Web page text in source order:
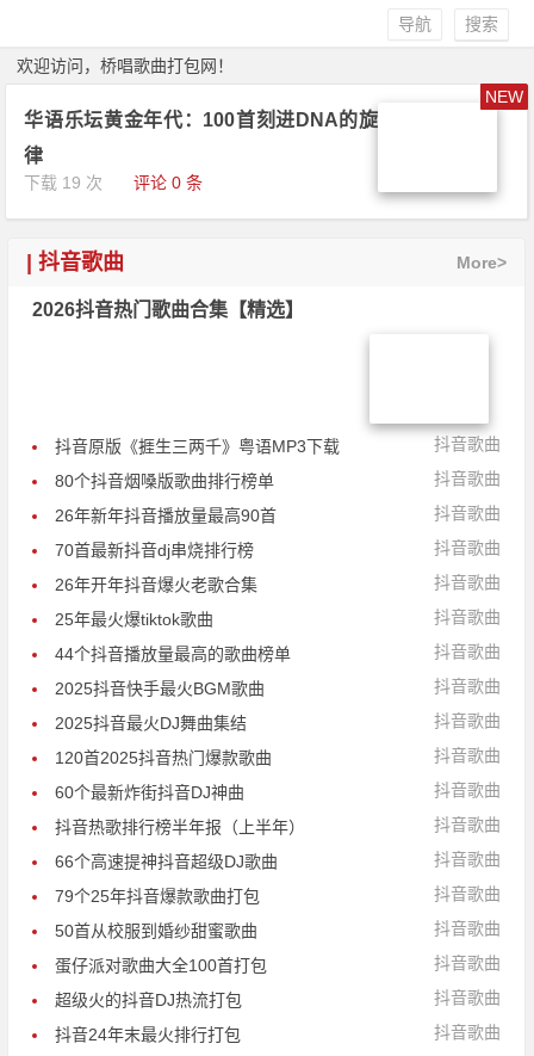
搜索
导航
欢迎访问，桥唱歌曲打包网！
NEW
华语乐坛黄金年代：100首刻进DNA的旋
律
下载 19 次 评论 0 条
| 抖音歌曲 More>
2026抖音热门歌曲合集【精选】
抖音歌曲
抖音原版《捱生三两千》粤语MP3下载
抖音歌曲
80个抖音烟嗓版歌曲排行榜单
抖音歌曲
26年新年抖音播放量最高90首
抖音歌曲
70首最新抖音dj串烧排行榜
抖音歌曲
26年开年抖音爆火老歌合集
抖音歌曲
25年最火爆tiktok歌曲
抖音歌曲
44个抖音播放量最高的歌曲榜单
抖音歌曲
2025抖音快手最火BGM歌曲
抖音歌曲
2025抖音最火DJ舞曲集结
抖音歌曲
120首2025抖音热门爆款歌曲
抖音歌曲
60个最新炸街抖音DJ神曲
抖音歌曲
抖音热歌排行榜半年报（上半年）
抖音歌曲
66个高速提神抖音超级DJ歌曲
抖音歌曲
79个25年抖音爆款歌曲打包
抖音歌曲
50首从校服到婚纱甜蜜歌曲
抖音歌曲
蛋仔派对歌曲大全100首打包
抖音歌曲
超级火的抖音DJ热流打包
抖音歌曲
抖音24年末最火排行打包